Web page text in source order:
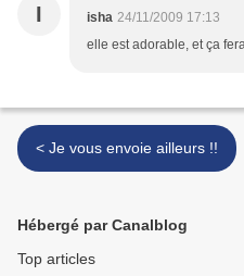
I isha 24/11/2009 17:13
elle est adorable, et ça
< Je vous envoie ailleurs !!
Hébergé par Canalblog
Top articles